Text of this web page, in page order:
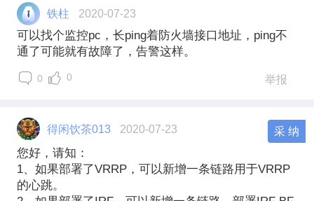
铁柱 2020-07-23
可以找个监控pc，长ping着防火墙接口地址，ping不
通了可能就有故障了，告警这样。
0 0 举报
得闲饮茶013 2020-07-23 采 纳
您好，请知：
1、如果部署了VRRP，可以新增一条链路用于VRRP
的心跳。